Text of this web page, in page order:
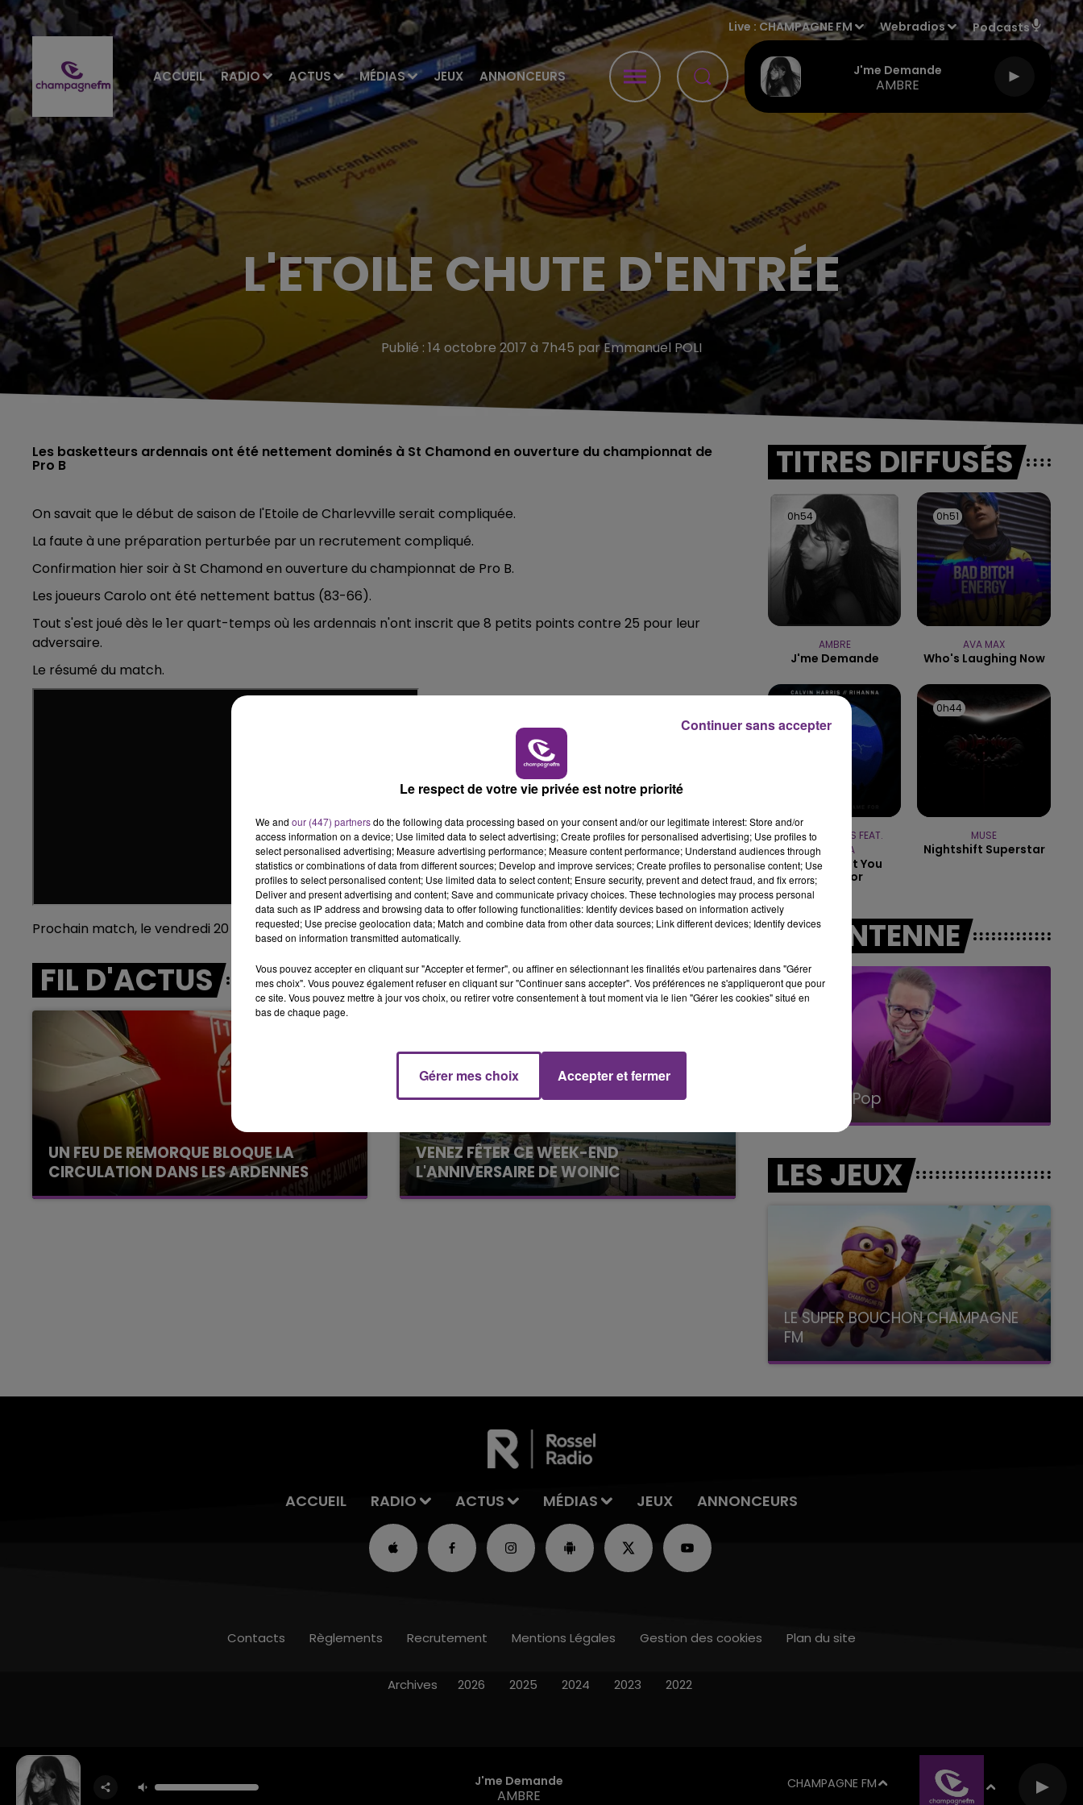
ACCUEIL RADIO ACTUS MÉDIAS JEUX ANNONCEURS
Live : CHAMPAGNE FM Webradios Podcasts
J'me Demande
AMBRE
10h00 - 14h00
LE TICKET DE CAISSE
L'ETOILE CHUTE D'ENTRÉE
Publié : 14 octobre 2017 à 7h45 par Emmanuel POLI
Les basketteurs ardennais ont été nettement dominés à St Chamond en ouverture du championnat de
Pro B
On savait que le début de saison de l'Etoile de Charlevville serait compliquée.
La faute à une préparation perturbée par un recrutement compliqué.
Confirmation hier soir à St Chamond en ouverture du championnat de Pro B.
Les joueurs Carolo ont été nettement battus (83-66).
Tout s'est joué dès le 1er quart-temps où les ardennais n'ont inscrit que 8 petits points contre 25 pour leur
adversaire.
Le résumé du match.
Prochain match, le vendredi 20 octobre sur le parquet d'Aix-Maurienne.
FIL D'ACTUS
UN FEU DE REMORQUE BLOQUE LA
CIRCULATION DANS LES ARDENNES
Un feu de remorque s'est déclaré ce mercredi
VENEZ FÊTER CE WEEK-END
L'ANNIVERSAIRE DE WOINIC
Ce samedi 8 août sera un grand jour :
TITRES DIFFUSÉS
0h54
0h54
AMBRE
J'me Demande
0h51
0h51
AVA MAX
Who's Laughing Now
CALVIN HARRIS FEAT.
RIHANNA
This Is What You
Came For
0h44
0h44
MUSE
Nightshift Superstar
A L'ANTENNE
6h00 - 10h00
La Famille
10h00 - 14h00
LE TICKET DE CAISSE
14h00 - 15h00
La Radio Pop
LES JEUX
LE SUPER BOUCHON CHAMPAGNE
FM
avec La Famille Champagne FM, à 8H10
ACCUEIL RADIO ACTUS MÉDIAS JEUX ANNONCEURS
J'me Demande
AMBRE
CHAMPAGNE FM
Contacts Règlements Recrutement Mentions Légales Gestion des cookies Plan du site
Archives 2026 2025 2024 2023 2022
Le respect de votre vie privée est notre priorité
We and our (447) partnersdo the following data processing based on your consent and/or our legitimate interest: Store and/or
access information on a device; Use limited data to select advertising; Create profiles for personalised advertising; Use profiles to
select personalised advertising; Measure advertising performance; Measure content performance; Understand audiences through
statistics or combinations of data from different sources; Develop and improve services; Create profiles to personalise content; Use
profiles to select personalised content; Use limited data to select content; Ensure security, prevent and detect fraud, and fix errors;
Deliver and present advertising and content; Save and communicate privacy choices. These technologies may process personal
data such as IP address and browsing data to offer following functionalities: Identify devices based on information actively
requested; Use precise geolocation data; Match and combine data from other data sources; Link different devices; Identify devices
based on information transmitted automatically.
Vous pouvez accepter en cliquant sur "Accepter et fermer", ou affiner en sélectionnant les finalités et/ou partenaires dans "Gérer
mes choix". Vous pouvez également refuser en cliquant sur "Continuer sans accepter". Vos préférences ne s'appliqueront que pour
ce site. Vous pouvez mettre à jour vos choix, ou retirer votre consentement à tout moment via le lien "Gérer les cookies" situé en
bas de chaque page.
Gérer mes choix Accepter et fermer
Continuer sans accepter